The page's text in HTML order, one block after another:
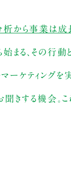
析から事業は
まる、その行
ーケティング
聞きする機会。